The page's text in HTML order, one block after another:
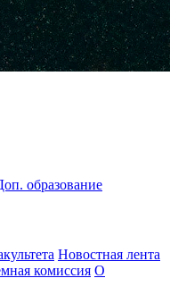
образование
Новостная лента
комиссия О